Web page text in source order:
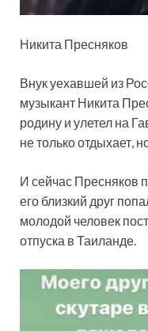
Никита Пресняков
Внук уехавшей из
музыкант Никита
родину и улетел на
не только отдыхает,
И сейчас Пресняков
его близкий друг
молодой человек
отпуска в Таиланде.